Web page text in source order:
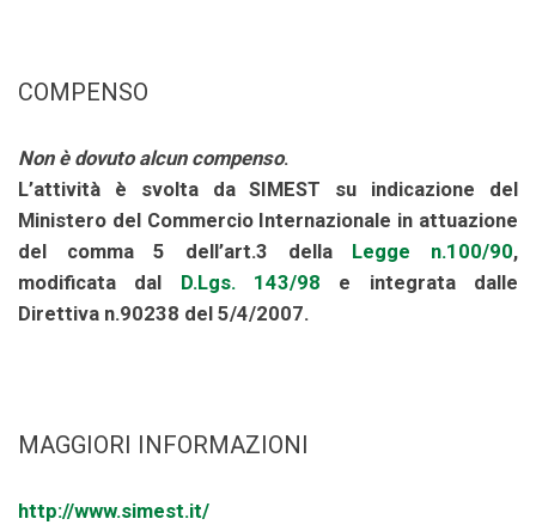
COMPENSO
Non è dovuto alcun compenso.
L’attività è svolta da SIMEST su indicazione del
Ministero del Commercio Internazionale in attuazione
del comma 5 dell’art.3 della Legge n.100/90,
modificata dal D.Lgs. 143/98 e integrata dalle
Direttiva n.90238 del 5/4/2007.
MAGGIORI INFORMAZIONI
http://www.simest.it/